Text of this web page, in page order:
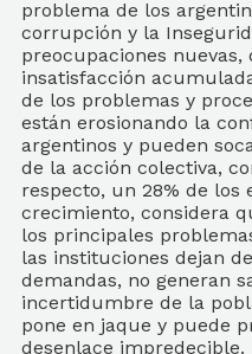
problema de los
corrupción y la
preocupaciones nuevas,
insatisfacción
de los problemas y
están erosionando la
argentinos y pueden
de la acción colectiva,
respecto, un 28% de los
crecimiento, considera
los principales
las instituciones dejan
demandas, no generan
incertidumbre de la
pone en jaque y puede
desenlace impredecible.